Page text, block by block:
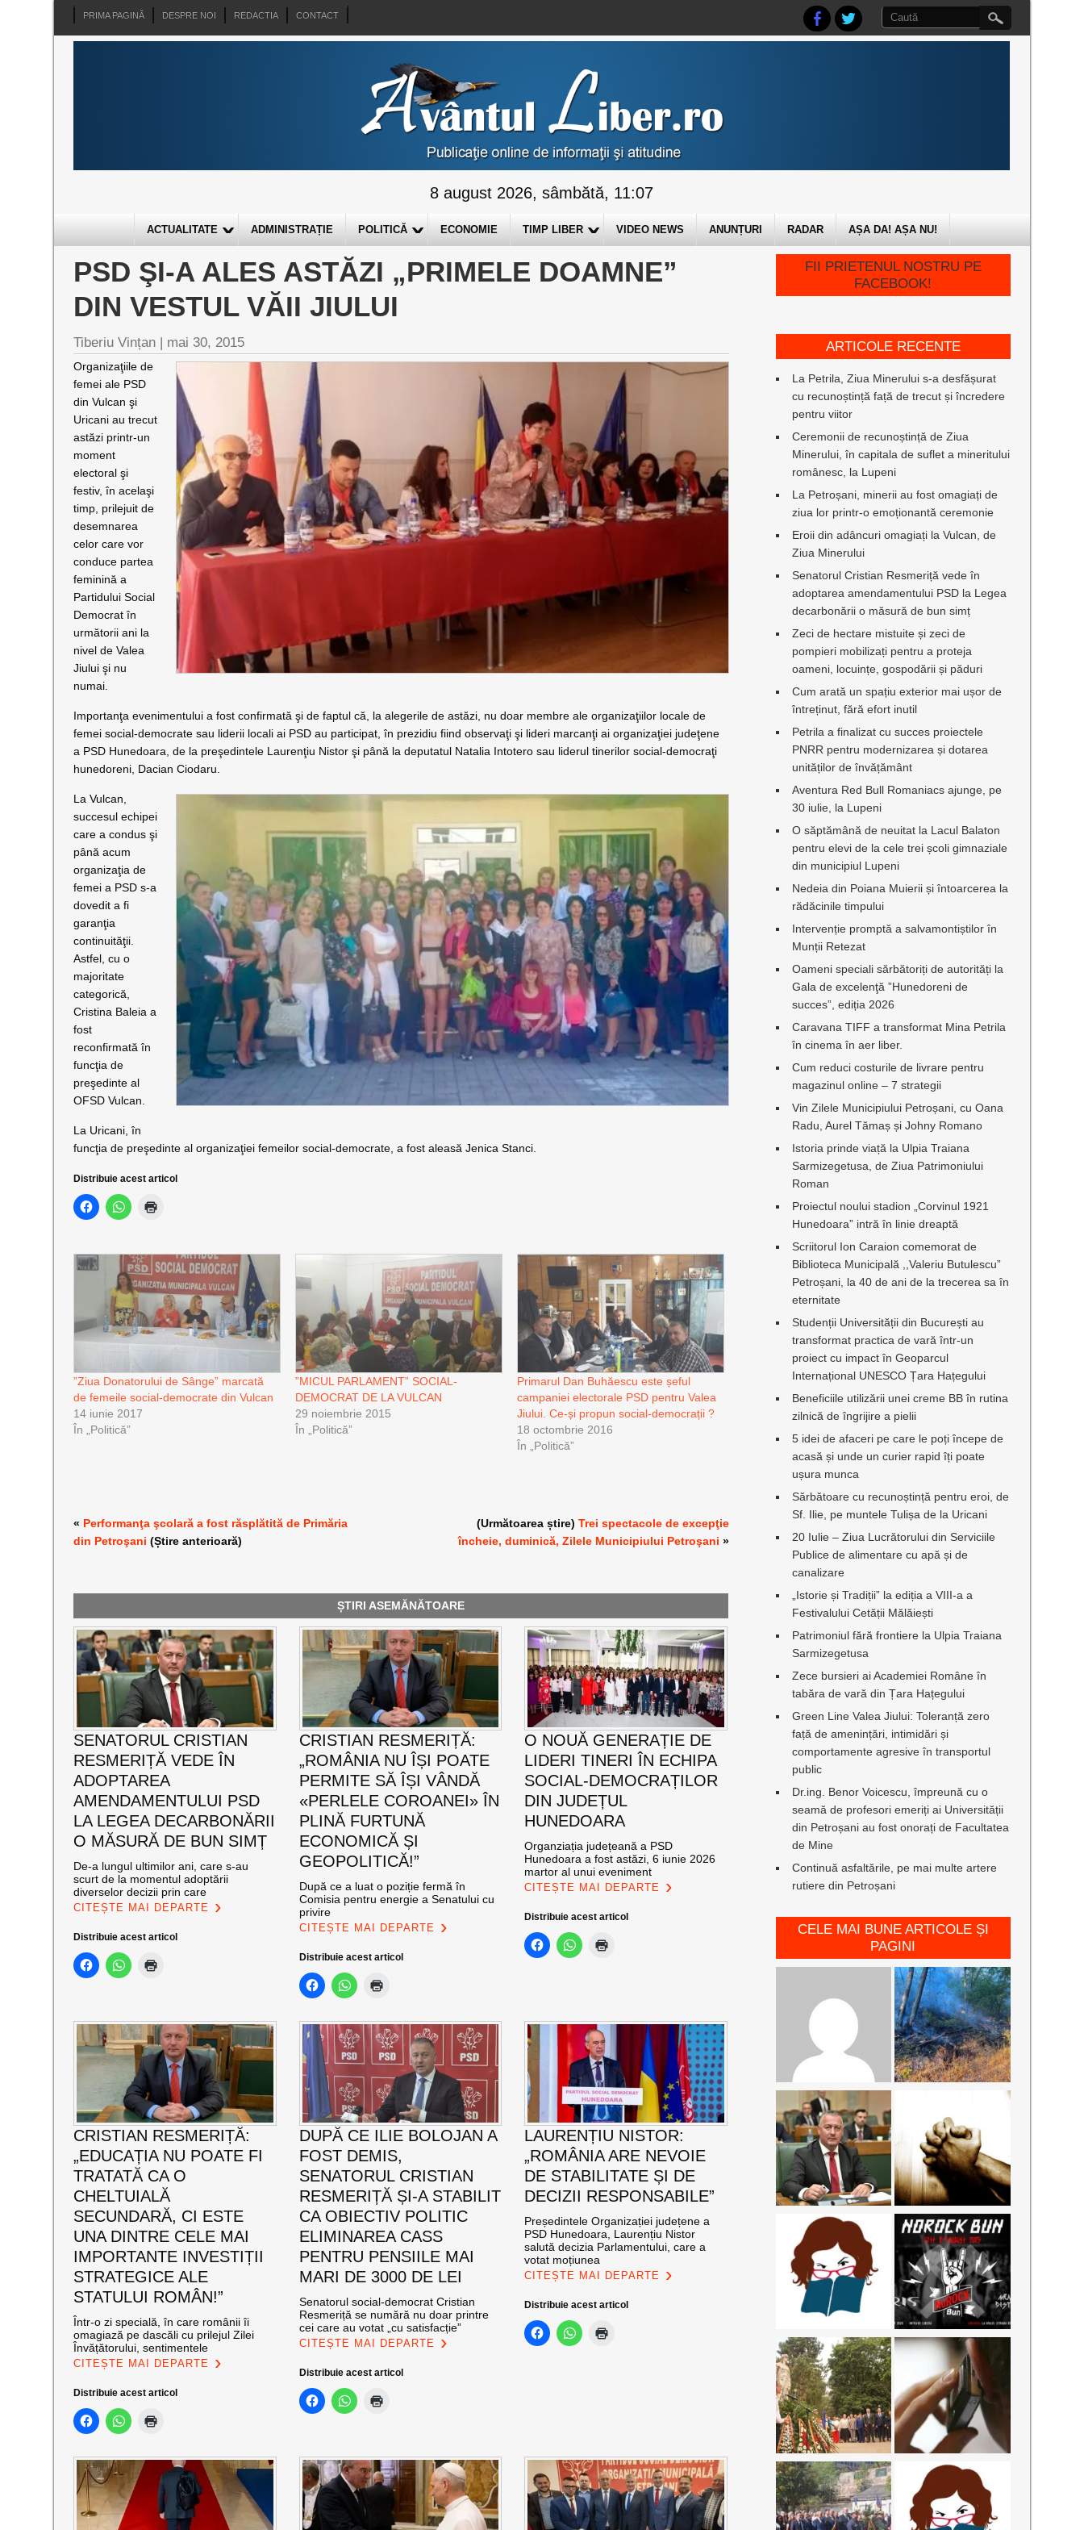
PRIMA PAGINĂ DESPRE NOI REDACTIA CONTACT
8 august 2026, sâmbătă, 11:07
ACTUALITATE ADMINISTRAȚIE POLITICĂ ECONOMIE TIMP LIBER VIDEO NEWS ANUNȚURI RADAR AȘA DA! AȘA NU!
PSD ŞI-A ALES ASTĂZI „PRIMELE DOAMNE”
DIN VESTUL VĂII JIULUI
Tiberiu Vințan | mai 30, 2015
Organizaţiile de
femei ale PSD
din Vulcan şi
Uricani au trecut
astăzi printr-un
moment
electoral şi
festiv, în acelaşi
timp, prilejuit de
desemnarea
celor care vor
conduce partea
feminină a
Partidului Social
Democrat în
următorii ani la
nivel de Valea
Jiului şi nu
numai.
Importanţa evenimentului a fost confirmată şi de faptul că, la alegerile de astăzi, nu doar membre ale organizaţiilor locale de
femei social-democrate sau liderii locali ai PSD au participat, în prezidiu fiind observaţi şi lideri marcanţi ai organizaţiei judeţene
a PSD Hunedoara, de la preşedintele Laurenţiu Nistor şi până la deputatul Natalia Intotero sau liderul tinerilor social-democraţi
hunedoreni, Dacian Ciodaru.
La Vulcan,
succesul echipei
care a condus şi
până acum
organizaţia de
femei a PSD s-a
dovedit a fi
garanţia
continuităţii.
Astfel, cu o
majoritate
categorică,
Cristina Baleia a
fost
reconfirmată în
funcţia de
preşedinte al
OFSD Vulcan.
La Uricani, în
funcţia de preşedinte al organizaţiei femeilor social-democrate, a fost aleasă Jenica Stanci.
Distribuie acest articol
”Ziua Donatorului de Sânge” marcată
de femeile social-democrate din Vulcan
14 iunie 2017
În „Politică”
”MICUL PARLAMENT” SOCIAL-
DEMOCRAT DE LA VULCAN
29 noiembrie 2015
În „Politică”
Primarul Dan Buhăescu este șeful
campaniei electorale PSD pentru Valea
Jiului. Ce-și propun social-democrații ?
18 octombrie 2016
În „Politică”
« Performanţa şcolară a fost răsplătită de Primăria
din Petroşani (Știre anterioară)
(Următoarea știre)Trei spectacole de excepţie
încheie, duminică, Zilele Municipiului Petroşani »
ȘTIRI ASEMĂNĂTOARE
SENATORUL CRISTIAN
RESMERIȚĂ VEDE ÎN
ADOPTAREA
AMENDAMENTULUI PSD
LA LEGEA DECARBONĂRII
O MĂSURĂ DE BUN SIMȚ
De-a lungul ultimilor ani, care s-au
scurt de la momentul adoptării
diverselor decizii prin care
CITEȘTE MAI DEPARTE
Distribuie acest articol
CRISTIAN RESMERIȚĂ:
„ROMÂNIA NU ÎȘI POATE
PERMITE SĂ ÎȘI VÂNDĂ
«PERLELE COROANEI» ÎN
PLINĂ FURTUNĂ
ECONOMICĂ ȘI
GEOPOLITICĂ!”
După ce a luat o poziție fermă în
Comisia pentru energie a Senatului cu
privire
CITEȘTE MAI DEPARTE
Distribuie acest articol
O NOUĂ GENERAȚIE DE
LIDERI TINERI ÎN ECHIPA
SOCIAL-DEMOCRAȚILOR
DIN JUDEȚUL
HUNEDOARA
Organziația județeană a PSD
Hunedoara a fost astăzi, 6 iunie 2026
martor al unui eveniment
CITEȘTE MAI DEPARTE
Distribuie acest articol
CRISTIAN RESMERIȚĂ:
„EDUCAȚIA NU POATE FI
TRATATĂ CA O
CHELTUIALĂ
SECUNDARĂ, CI ESTE
UNA DINTRE CELE MAI
IMPORTANTE INVESTIȚII
STRATEGICE ALE
STATULUI ROMÂN!”
Într-o zi specială, în care românii îi
omagiază pe dascăli cu prilejul Zilei
Învățătorului, sentimentele
CITEȘTE MAI DEPARTE
Distribuie acest articol
DUPĂ CE ILIE BOLOJAN A
FOST DEMIS,
SENATORUL CRISTIAN
RESMERIȚĂ ȘI-A STABILIT
CA OBIECTIV POLITIC
ELIMINAREA CASS
PENTRU PENSIILE MAI
MARI DE 3000 DE LEI
Senatorul social-democrat Cristian
Resmeriță se numără nu doar printre
cei care au votat „cu satisfacție”
CITEȘTE MAI DEPARTE
Distribuie acest articol
LAURENȚIU NISTOR:
„ROMÂNIA ARE NEVOIE
DE STABILITATE ȘI DE
DECIZII RESPONSABILE”
Președintele Organizației județene a
PSD Hunedoara, Laurențiu Nistor
salută decizia Parlamentului, care a
votat moțiunea
CITEȘTE MAI DEPARTE
Distribuie acest articol
FII PRIETENUL NOSTRU PE
FACEBOOK!
ARTICOLE RECENTE
La Petrila, Ziua Minerului s-a desfășurat
cu recunoștință față de trecut și încredere
pentru viitor
Ceremonii de recunoștință de Ziua
Minerului, în capitala de suflet a mineritului
românesc, la Lupeni
La Petroșani, minerii au fost omagiați de
ziua lor printr-o emoționantă ceremonie
Eroii din adâncuri omagiați la Vulcan, de
Ziua Minerului
Senatorul Cristian Resmeriță vede în
adoptarea amendamentului PSD la Legea
decarbonării o măsură de bun simț
Zeci de hectare mistuite și zeci de
pompieri mobilizați pentru a proteja
oameni, locuințe, gospodării și păduri
Cum arată un spațiu exterior mai ușor de
întreținut, fără efort inutil
Petrila a finalizat cu succes proiectele
PNRR pentru modernizarea și dotarea
unităților de învățământ
Aventura Red Bull Romaniacs ajunge, pe
30 iulie, la Lupeni
O săptămână de neuitat la Lacul Balaton
pentru elevi de la cele trei școli gimnaziale
din municipiul Lupeni
Nedeia din Poiana Muierii și întoarcerea la
rădăcinile timpului
Intervenție promptă a salvamontiștilor în
Munții Retezat
Oameni speciali sărbătoriți de autorități la
Gala de excelenţă ”Hunedoreni de
succes”, ediția 2026
Caravana TIFF a transformat Mina Petrila
în cinema în aer liber.
Cum reduci costurile de livrare pentru
magazinul online – 7 strategii
Vin Zilele Municipiului Petroșani, cu Oana
Radu, Aurel Tămaș și Johny Romano
Istoria prinde viață la Ulpia Traiana
Sarmizegetusa, de Ziua Patrimoniului
Roman
Proiectul noului stadion „Corvinul 1921
Hunedoara” intră în linie dreaptă
Scriitorul Ion Caraion comemorat de
Biblioteca Municipală ,,Valeriu Butulescu”
Petroșani, la 40 de ani de la trecerea sa în
eternitate
Studenții Universității din București au
transformat practica de vară într-un
proiect cu impact în Geoparcul
Internațional UNESCO Țara Hațegului
Beneficiile utilizării unei creme BB în rutina
zilnică de îngrijire a pielii
5 idei de afaceri pe care le poți începe de
acasă și unde un curier rapid îți poate
ușura munca
Sărbătoare cu recunoștință pentru eroi, de
Sf. Ilie, pe muntele Tulișa de la Uricani
20 Iulie – Ziua Lucrătorului din Serviciile
Publice de alimentare cu apă și de
canalizare
„Istorie și Tradiții” la ediția a VIII-a a
Festivalului Cetății Mălăiești
Patrimoniul fără frontiere la Ulpia Traiana
Sarmizegetusa
Zece bursieri ai Academiei Române în
tabăra de vară din Țara Hațegului
Green Line Valea Jiului: Toleranță zero
față de amenințări, intimidări și
comportamente agresive în transportul
public
Dr.ing. Benor Voicescu, împreună cu o
seamă de profesori emeriți ai Universității
din Petroșani au fost onorați de Facultatea
de Mine
Continuă asfaltările, pe mai multe artere
rutiere din Petroșani
CELE MAI BUNE ARTICOLE ȘI
PAGINI